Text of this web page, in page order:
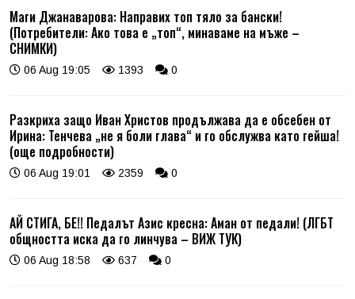
Маги Джанаварова: Направих топ тяло за бански!
(Потребители: Ако това е „топ“, минаваме на мъже –
СНИМКИ)
06 Aug 19:05 1393 0
Разкриха защо Иван Христов продължава да е обсебен от
Ирина: Тенчева „не я боли глава“ и го обслужва като гейша!
(още подробности)
06 Aug 19:01 2359 0
АЙ СТИГА, БЕ!! Педалът Азис кресна: Аман от педали! (ЛГБТ
общността иска да го линчува – ВИЖ ТУК)
06 Aug 18:58 637 0